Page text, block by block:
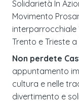
Solidarietà In
Movimento
interparrocchiale
Trento e Trieste a
Non perdete
appuntamento
cultura e nelle
divertimento e